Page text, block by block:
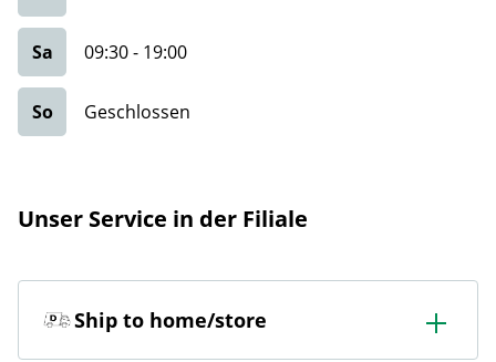
Sa 09:30- 19:00
So Geschlossen
Unser Service in der Filiale
Ship to home/store